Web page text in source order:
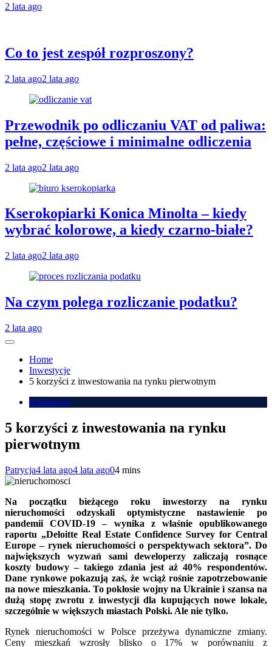
2 lata ago
Co to jest zespół rozproszony?
2 lata ago2 lata ago
Przewodnik po odliczaniu VAT od paliwa:
pełne, częściowe i minimalne odliczenia
2 lata ago2 lata ago
Kserokopiarki Konica Minolta – kiedy
wybrać kolorowe, a kiedy czarno-białe?
2 lata ago2 lata ago
Na czym polega rozliczanie podatku?
2 lata ago
Home
Inwestycje
5 korzyści z inwestowania na rynku pierwotnym
Inwestycje
5 korzyści z inwestowania na rynku
pierwotnym
Patrycja4 lata ago4 lata ago04 mins
Na początku bieżącego roku inwestorzy na rynku
nieruchomości odzyskali optymistyczne nastawienie po
pandemii COVID-19 – wynika z właśnie opublikowanego
raportu „Deloitte Real Estate Confidence Survey for Central
Europe – rynek nieruchomości o perspektywach sektora”. Do
największych wyzwań sami deweloperzy zaliczają rosnące
koszty budowy – takiego zdania jest aż 40% respondentów.
Dane rynkowe pokazują zaś, że wciąż rośnie zapotrzebowanie
na nowe mieszkania. To pokłosie wojny na Ukrainie i szansa na
dużą stopę zwrotu z inwestycji dla kupujących nowe lokale,
szczególnie w większych miastach Polski. Ale nie tylko.
Rynek nieruchomości w Polsce przeżywa dynamiczne zmiany.
Ceny mieszkań wzrosły blisko o 17% w porównaniu z